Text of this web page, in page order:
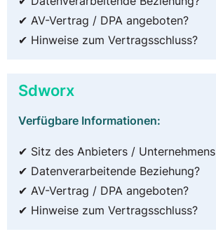
✔ AV-Vertrag / DPA angeboten?
✔ Hinweise zum Vertragsschluss?
Sdworx
Verfügbare Informationen:
✔ Sitz des Anbieters / Unternehmens
✔ Datenverarbeitende Beziehung?
✔ AV-Vertrag / DPA angeboten?
✔ Hinweise zum Vertragsschluss?